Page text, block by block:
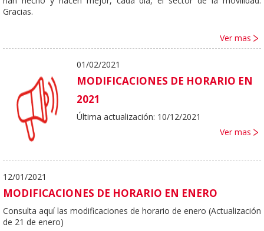
Gracias.
Ver mas
01/02/2021
MODIFICACIONES DE HORARIO EN
2021
Última actualización: 10/12/2021
Ver mas
12/01/2021
MODIFICACIONES DE HORARIO EN ENERO
Consulta aquí las modificaciones de horario de enero (Actualización
de 21 de enero)